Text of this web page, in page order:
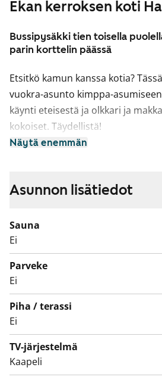
Ekan kerroksen koti
Bussipysäkki tien toisella
parin korttelin päässä
Etsitkö kamun kanssa kotia?
vuokra-asunto kimppa-
käynti eteisestä ja olkkari ja
kokoiset. Täydellistä!
Talon pohjoispäädyssä sijaitseva
pohjoiseen ja aamuaurinkoon.
keraaminen liesi sekä kesällä 2026
Miten on, sopisiko tämä teille
asuntoon lähemmin!
Näytä enemmän
Asunnon lisätiedot
Sauna
Ei
Parveke
Ei
Piha / terassi
Ei
TV-järjestelmä
Kaapeli